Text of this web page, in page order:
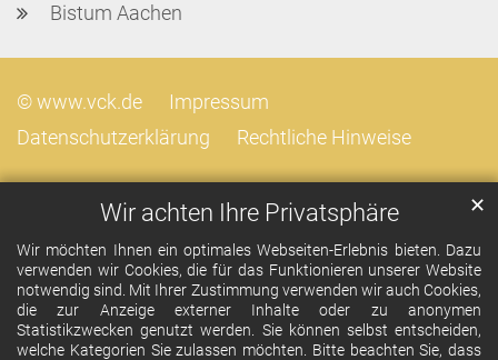
Wir achten Ihre Privatsphäre
Wir möchten Ihnen ein optimales Webseiten-Erlebnis bieten. Dazu
verwenden wir Cookies, die für das Funktionieren unserer Website
notwendig sind. Mit Ihrer Zustimmung verwenden wir auch Cookies,
die zur Anzeige externer Inhalte oder zu anonymen
Statistikzwecken genutzt werden. Sie können selbst entscheiden,
welche Kategorien Sie zulassen möchten. Bitte beachten Sie, dass
✕
Bistum Aachen
© www.vck.de
Impressum
Datenschutzerklärung
Rechtliche Hinweise